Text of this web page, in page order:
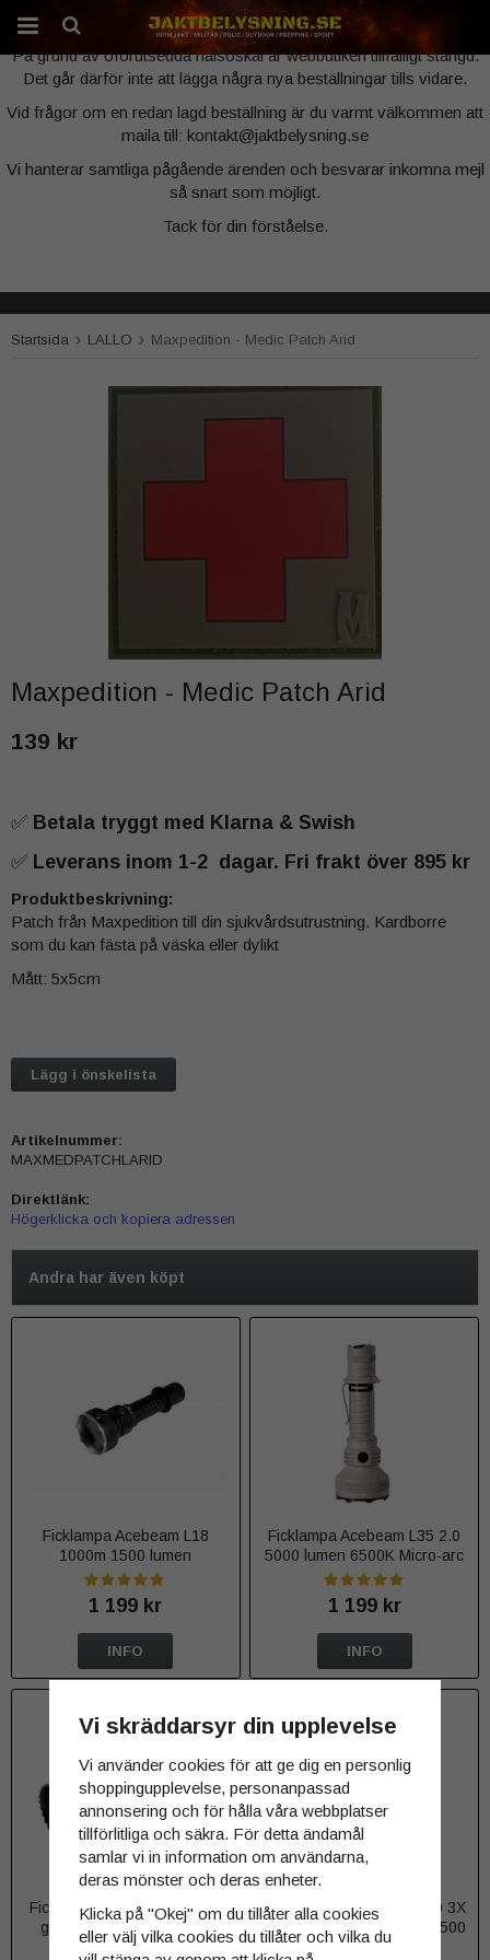
Webbutiken är tillfälligt stängd
På grund av oförutsedda hälsoskäl är webbutiken tillfälligt stängd.
Det går därför inte att lägga några nya beställningar tills vidare.
Vid frågor om en redan lagd beställning är du varmt välkommen att
maila till: kontakt@jaktbelysning.se
Vi hanterar samtliga pågående ärenden och besvarar inkomna mejl
så snart som möjligt.
Tack för din förståelse.
Startsida LALLO Maxpedition - Medic Patch Arid
Maxpedition - Medic Patch Arid
139 kr
✅ Betala tryggt med Klarna & Swish
✅ Leverans inom 1-2 dagar. Fri frakt över 895 kr
Produktbeskrivning:
Patch från Maxpedition till din sjukvårdsutrustning. Kardborre
som du kan fästa på väska eller dylikt
Mått: 5x5cm
Lägg i önskelista
Artikelnummer:
MAXMEDPATCHLARID
Direktlänk:
Högerklicka och kopiera adressen
Andra har även köpt
Ficklampa Acebeam L18
1000m 1500 lumen
1 199 kr
INFO
Ficklampa Acebeam L35 2.0
5000 lumen 6500K Micro-arc
oxidation
1 199 kr
INFO
Ficklampa Acebeam L19 2.0
grön Osram NM1 1520m
2200 lumen
Ficklampa Acebeam EC20 3X
SFT-25R HI 6500K max 2500
lumen
Vi skräddarsyr din upplevelse
Vi använder cookies för att ge dig en personlig
shoppingupplevelse, personanpassad
annonsering och för hålla våra webbplatser
tillförlitliga och säkra. För detta ändamål
samlar vi in information om användarna,
deras mönster och deras enheter.
Klicka på "Okej" om du tillåter alla cookies
eller välj vilka cookies du tillåter och vilka du